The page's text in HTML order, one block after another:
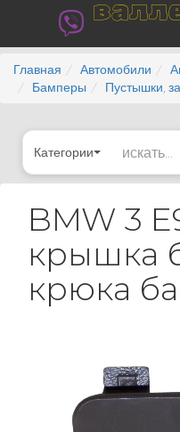
Главная Автомобили
Бамперы
Пустышки,
Категории
BMW 3
крышка
крюка